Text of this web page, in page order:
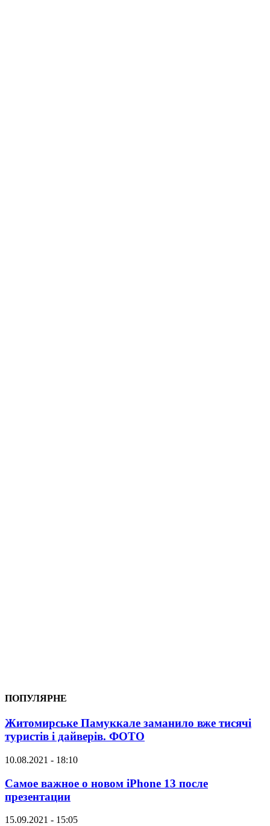
ПОПУЛЯРНЕ
Житомирське Памуккале заманило вже тисячі
туристів і дайверів. ФОТО
10.08.2021 - 18:10
Самое важное о новом iPhone 13 после
презентации
15.09.2021 - 15:05